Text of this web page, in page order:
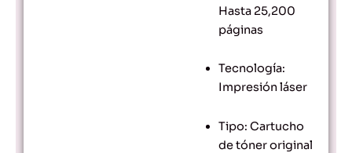
Hasta 25,200
páginas
Tecnología:
Impresión láser
Tipo: Cartucho
de tóner original